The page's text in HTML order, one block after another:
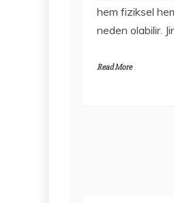
hem fiziksel
neden olabilir.
Read More